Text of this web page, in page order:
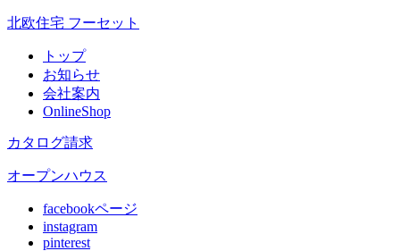
北欧住宅 フーセット
トップ
お知らせ
会社案内
OnlineShop
カタログ請求
オープンハウス
facebookページ
instagram
pinterest